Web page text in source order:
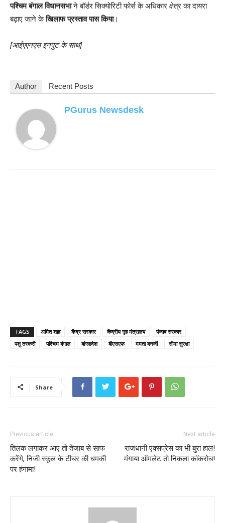
पश्चिम बंगाल विधानसभाने बॉर्डर सिक्योरिटी फोर्स के अधिकार क्षेत्र का दायरा
बढ़ाए जाने केखिलाफ प्रस्ताव पास किया।
[आईएएनएस इनपुट के साथ]
Author Recent Posts
PGurus Newsdesk
TAGS अमित शाह केंद्र सरकार केंद्रीय गृह मंत्रालय
पंजाब सरकार
पशु तस्करी
पश्चिम बंगाल बांग्लादेश बीएसएफ ममता बनर्जी सीमा सुरक्षा
Share
Previous article
तिलक लगाकर आए तो तेजाब से साफ
करेंगे, निजी स्कूल के टीचर की धमकी
पर हंगामा!
Next article
राजधानी एक्सप्रेस का भी बुरा हाल!
मंगाया ऑमलेट तो निकला कॉकरोच!